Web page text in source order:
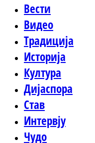
Вести
Видео
Традиција
Историја
Култура
Дијаспора
Став
Интервју
Чудо